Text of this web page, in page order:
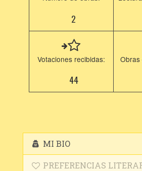
2
Votaciones recibidas:
44
Obras
MI BIO
PREFERENCIAS